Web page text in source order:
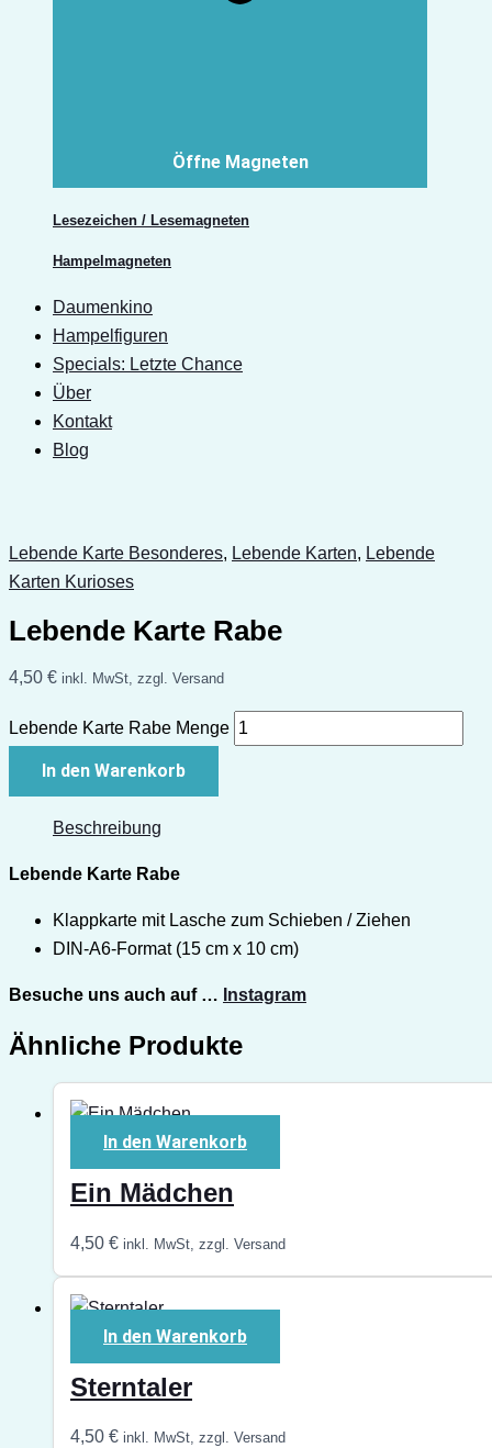
Öffne Magneten
Lesezeichen / Lesemagneten
Hampelmagneten
Daumenkino
Hampelfiguren
Specials: Letzte Chance
Über
Kontakt
Blog
Lebende Karte Besonderes, Lebende Karten, Lebende
Karten Kurioses
Lebende Karte Rabe
4,50 € inkl. MwSt, zzgl. Versand
Lebende Karte Rabe Menge
In den Warenkorb
Beschreibung
Lebende Karte Rabe
Klappkarte mit Lasche zum Schieben / Ziehen
DIN-A6-Format (15 cm x 10 cm)
Besuche uns auch auf … Instagram
Ähnliche Produkte
In den Warenkorb
Ein Mädchen
4,50 € inkl. MwSt, zzgl. Versand
In den Warenkorb
Sterntaler
4,50 € inkl. MwSt, zzgl. Versand